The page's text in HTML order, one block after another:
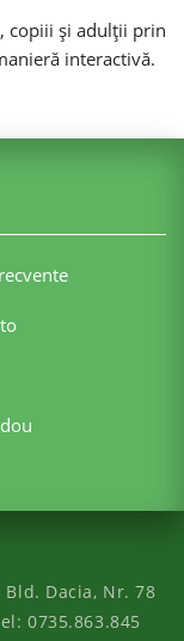
copiii și adulții prin
interactivă.
Bld. Dacia, Nr. 78
0735.863.845